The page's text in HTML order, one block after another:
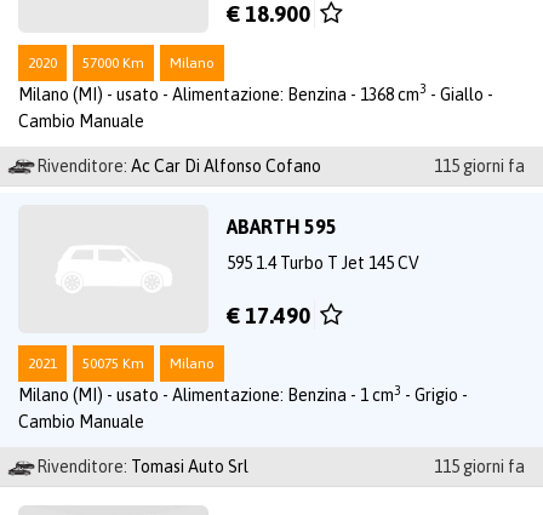
€ 18.900
2020 57000 Km Milano
Milano (MI) - usato - Alimentazione: Benzina - 1368 cm3 - Giallo -
Cambio Manuale
Rivenditore: Ac Car Di Alfonso Cofano 115 giorni fa
ABARTH 595
595 1.4 Turbo T Jet 145 CV
€ 17.490
2021 50075 Km Milano
Milano (MI) - usato - Alimentazione: Benzina - 1 cm3 - Grigio -
Cambio Manuale
Rivenditore: Tomasi Auto Srl 115 giorni fa